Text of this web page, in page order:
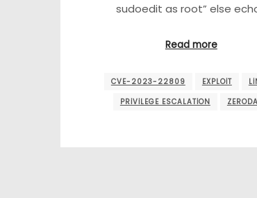
sudoedit as root” else
Read more
CVE-2023-22809 EXPLOIT
PRIVILEGE ESCALATION